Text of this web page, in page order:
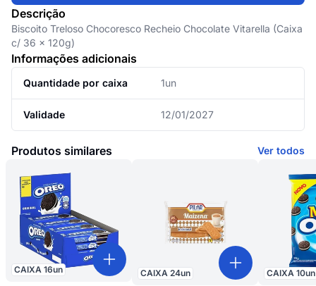
Descrição
Biscoito Treloso Chocoresco Recheio Chocolate Vitarella (Caixa
c/ 36 x 120g)
Informações adicionais
Quantidade por caixa 1un
Validade 12/01/2027
Produtos similares Ver todos
CAIXA 16un CAIXA24un CAIXA10un